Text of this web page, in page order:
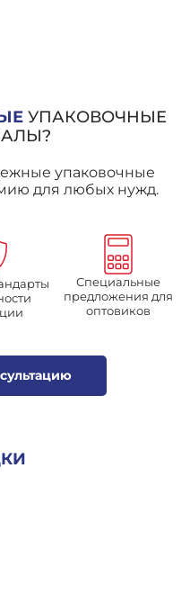
УПАКОВОЧНЫЕ
упаковочные
для любых нужд.
Специальные
предложения для
оптовиков